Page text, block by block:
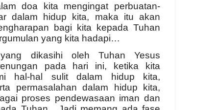
doa kita mengingat perbuatan-
dalam hidup kita, maka itu akan
bagi kita kepada Tuhan
yang kita hadapi…
dikasihi oleh Tuhan Yesus
pada hari ini, ketika kita
hal-hal sulit dalam hidup kita,
permasalahan dalam hidup kita,
proses pendewasaan iman dan